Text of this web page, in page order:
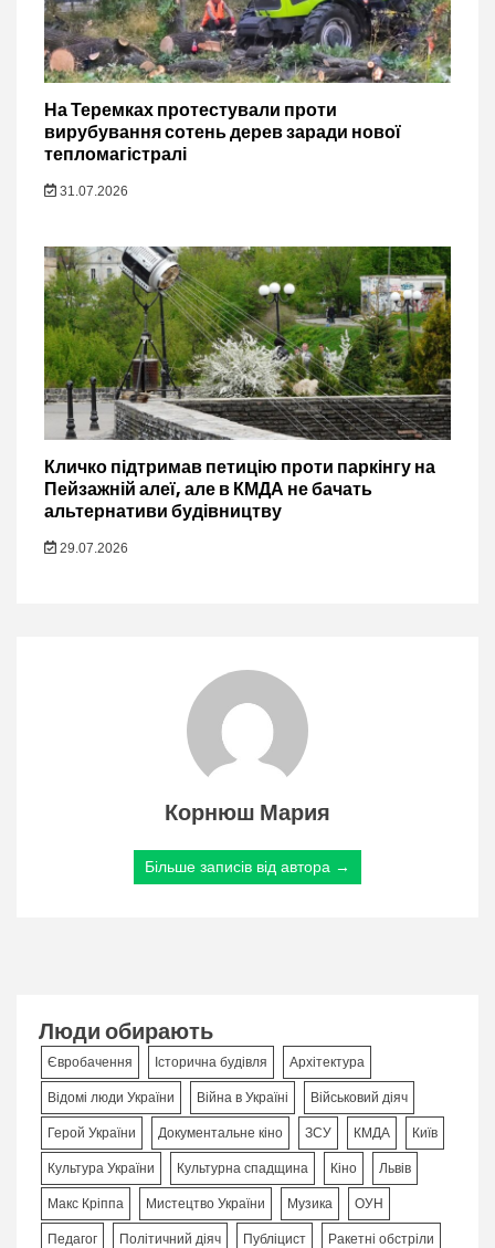
На Теремках протестували проти
вирубування сотень дерев заради нової
тепломагістралі
31.07.2026
Кличко підтримав петицію проти паркінгу на
Пейзажній алеї, але в КМДА не бачать
альтернативи будівництву
29.07.2026
Корнюш Мария
Більше записів від автора →
Люди обирають
Євробачення Історична будівля Архітектура
Відомі люди України Війна в Україні Військовий діяч
Герой України Документальне кіно ЗСУ КМДА Київ
Культура України Культурна спадщина Кіно Львів
Макс Кріппа Мистецтво України Музика ОУН
Педагог Політичний діяч Публіцист Ракетні обстріли